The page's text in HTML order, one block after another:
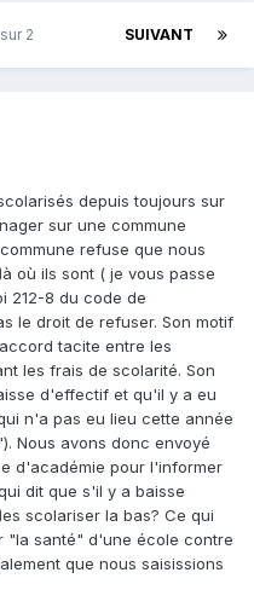
SUIVANT
2
depuis toujours sur
sur une commune
refuse que nous
où ils sont ( je vous passe
212-8 du code de
le droit de refuser. Son motif
tacite entre les
les frais de scolarité. Son
d'effectif et qu'il y a eu
n'a pas eu lieu cette année
Nous avons donc envoyé
d'académie pour l'informer
dit que s'il y a baisse
scolariser la bas? Ce qui
"la santé" d'une école contre
que nous saisissions